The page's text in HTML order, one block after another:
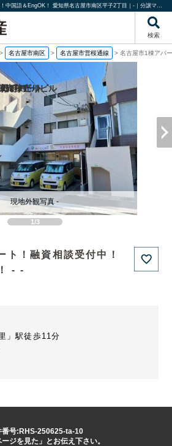
名古屋市1棟アパート！融資相談受付中！中国語＆EngOK！ 愛知県名古屋市南区平子2丁目｜-｜分譲マンション情報｜株式会社リタ不動産
検索
> 名古屋市南区 > 名古屋市営桜通線 > 名古屋市1棟アパ
1/3
現地外観写真 -
ト！融資相談受付中！
- -
」駅徒歩11分
番号:RHS-250625-ta-10
ージを見た」とお伝え下さい。
1棟売りビル
町の
アパート
売りビル